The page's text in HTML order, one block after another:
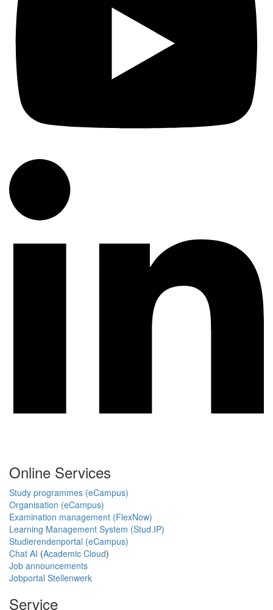
Online Services
Study programmes (eCampus)
Organisation (eCampus)
Examination management (FlexNow)
Learning Management System (Stud.IP)
Studierendenportal (eCampus)
Chat AI (Academic Cloud)
Job announcements
Jobportal Stellenwerk
Service